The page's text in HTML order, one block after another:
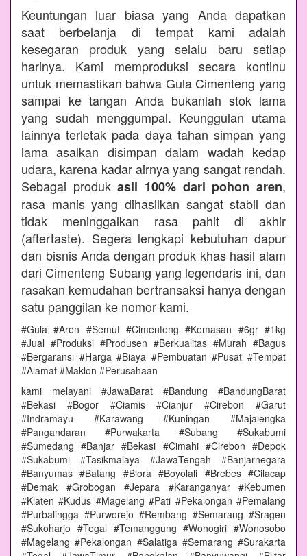
Keuntungan luar biasa yang Anda dapatkan
saat berbelanja di tempat kami adalah
kesegaran produk yang selalu baru setiap
harinya. Kami memproduksi secara kontinu
untuk memastikan bahwa Gula Cimenteng yang
sampai ke tangan Anda bukanlah stok lama
yang sudah menggumpal. Keunggulan utama
lainnya terletak pada daya tahan simpan yang
lama asalkan disimpan dalam wadah kedap
udara, karena kadar airnya yang sangat rendah.
Sebagai produkasli 100% dari pohon aren,
rasa manis yang dihasilkan sangat stabil dan
tidak meninggalkan rasa pahit di akhir
(aftertaste). Segera lengkapi kebutuhan dapur
dan bisnis Anda dengan produk khas hasil alam
dari Cimenteng Subang yang legendaris ini, dan
rasakan kemudahan bertransaksi hanya dengan
satu panggilan ke nomor kami.
#Gula #Aren #Semut #Cimenteng #Kemasan #6gr #1kg
#Jual #Produksi #Produsen #Berkualitas #Murah #Bagus
#Bergaransi #Harga #Biaya #Pembuatan #Pusat #Tempat
#Alamat #Maklon #Perusahaan
kami melayani #JawaBarat #Bandung #BandungBarat
#Bekasi #Bogor #Ciamis #Cianjur #Cirebon #Garut
#Indramayu #Karawang #Kuningan #Majalengka
#Pangandaran #Purwakarta #Subang #Sukabumi
#Sumedang #Banjar #Bekasi #Cimahi #Cirebon #Depok
#Sukabumi #Tasikmalaya #JawaTengah #Banjarnegara
#Banyumas #Batang #Blora #Boyolali #Brebes #Cilacap
#Demak #Grobogan #Jepara #Karanganyar #Kebumen
#Klaten #Kudus #Magelang #Pati #Pekalongan #Pemalang
#Purbalingga #Purworejo #Rembang #Semarang #Sragen
#Sukoharjo #Tegal #Temanggung #Wonogiri #Wonosobo
#Magelang #Pekalongan #Salatiga #Semarang #Surakarta